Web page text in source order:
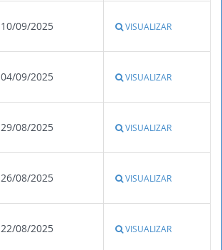
10/09/2025 VISUALIZAR
04/09/2025 VISUALIZAR
29/08/2025 VISUALIZAR
26/08/2025 VISUALIZAR
22/08/2025 VISUALIZAR